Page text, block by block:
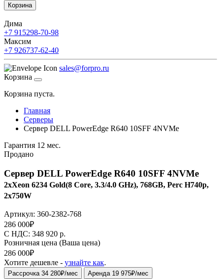
Корзина
Дима
+7 915298-70-98
Максим
+7 926737-62-40
sales@forpro.ru
Корзина
Корзина пуста.
Главная
Серверы
Сервер DELL PowerEdge R640 10SFF 4NVMe
Гарантия 12 мес.
Продано
Сервер DELL PowerEdge R640 10SFF 4NVMe
2xXeon 6234 Gold(8 Core, 3.3/4.0 GHz), 768GB, Perc H740p,
2x750W
Артикул: 360-2382-768
286 000₽
C НДС: 348 920 р.
Розничная цена (Ваша цена)
286 000₽
Хотите дешевле - узнайте как.
Рассрочка 34 280₽/мес
Аренда 19 975₽/мес